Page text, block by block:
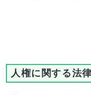
人権に関する法